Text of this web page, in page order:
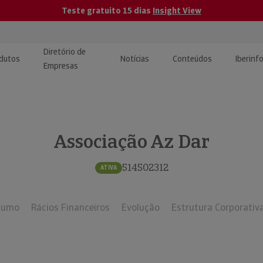
Teste gratuito 15 dias Insight View
e Monitorização de
Diretório de
Empresas
Notícias Conteúdos
| Estudos e
Associação Az Dar
ATIVA 514502312
Rácios Financeiros Evolução Estrutura Corporativa